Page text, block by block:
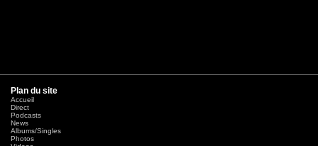
Plan du site
Accueil
Direct
Podcasts
News
Albums/Singles
Photos